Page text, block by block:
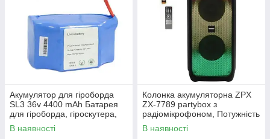
Акумулятор для гіроборда
SL3 36v 4400 mAh Батарея
для гіроборда, гіроскутера,
міні сигвея
В наявності
Колонка акумуляторна ZPX
ZX-7789 partybox з
радіомікрофоном, Потужність
270Вт, USB/BT/FM/TWS,
чорна
В наявності